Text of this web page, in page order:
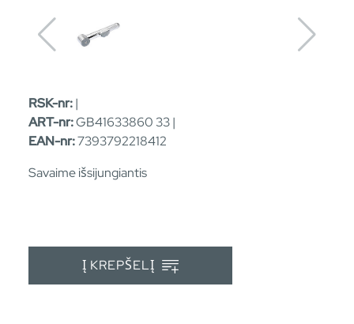
RSK-nr:|
ART-nr:GB41633860 33 |
EAN-nr:7393792218412
Savaime išsijungiantis
Į KREPŠELĮ